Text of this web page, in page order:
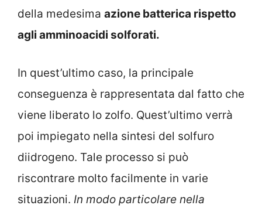
della medesima azione batterica rispetto
agli amminoacidi solforati.
In quest’ultimo caso, la principale
conseguenza è rappresentata dal fatto che
viene liberato lo zolfo. Quest’ultimo verrà
poi impiegato nella sintesi del solfuro
diidrogeno. Tale processo si può
riscontrare molto facilmente in varie
situazioni. In modo particolare nella